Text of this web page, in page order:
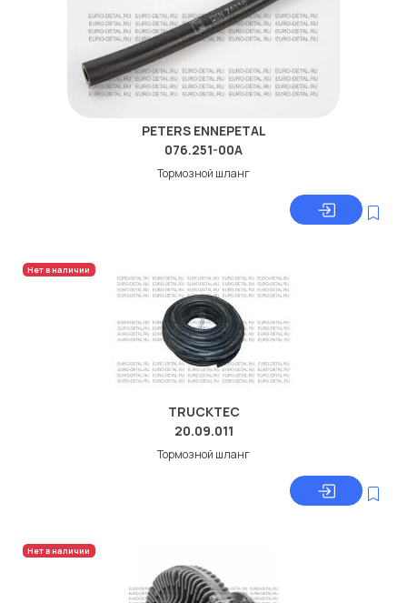
PETERS ENNEPETAL
076.251-00A
Тормозной шланг
Нет в наличии
TRUCKTEC
20.09.011
Тормозной шланг
Нет в наличии